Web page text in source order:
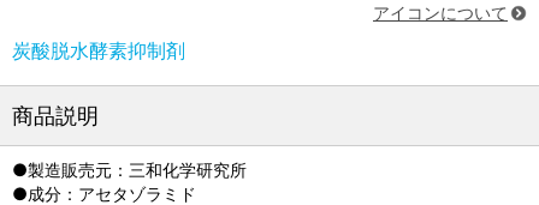
アイコンについて
炭酸脱水酵素抑制剤
商品説明
●製造販売元：三和化学研究所
●成分：アセタゾラミド